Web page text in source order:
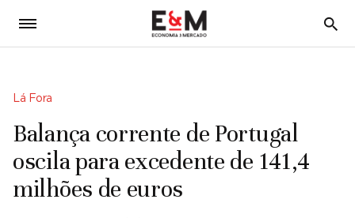
5
Lá Fora
Balança corrente de Portugal
oscila para excedente de 141,4
milhões de euros